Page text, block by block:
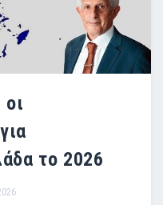
το 2026